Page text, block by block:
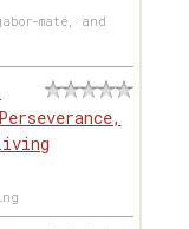
maté, and